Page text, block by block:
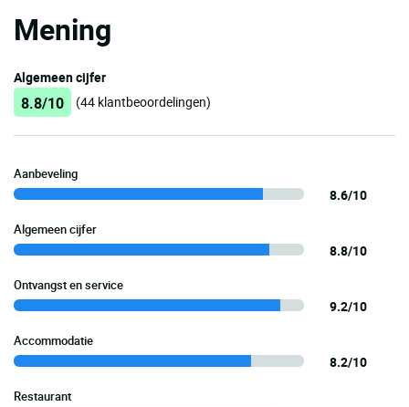
Mening
Algemeen cijfer
8.8/10 (44 klantbeoordelingen)
Aanbeveling
8.6/10
Algemeen cijfer
8.8/10
Ontvangst en service
9.2/10
Accommodatie
8.2/10
Restaurant